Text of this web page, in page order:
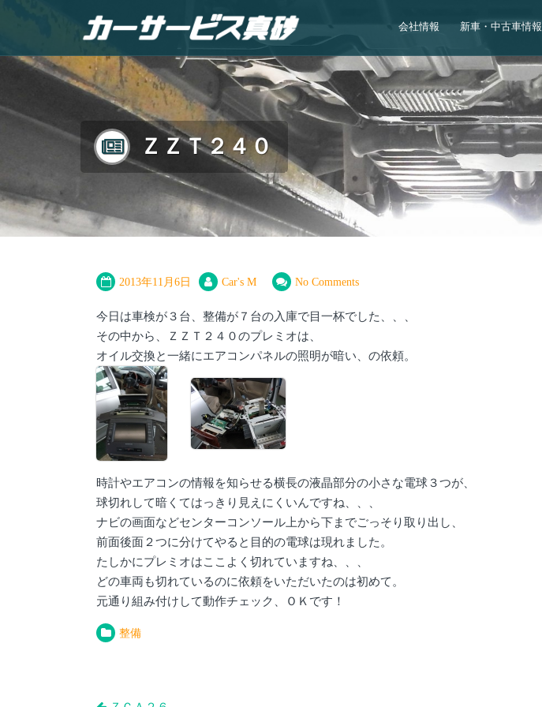
会社情報 新車・中古車情報
ＺＺＴ２４０
2013年11月6日 Car's M No Comments
今日は車検が３台、整備が７台の入庫で目一杯でした、、、
その中から、ＺＺＴ２４０のプレミオは、
オイル交換と一緒にエアコンパネルの照明が暗い、の依頼。
時計やエアコンの情報を知らせる横長の液晶部分の小さな電球３つが、
球切れして暗くてはっきり見えにくいんですね、、、
ナビの画面などセンターコンソール上から下までごっそり取り出し、
前面後面２つに分けてやると目的の電球は現れました。
たしかにプレミオはここよく切れていますね、、、
どの車両も切れているのに依頼をいただいたのは初めて。
元通り組み付けして動作チェック、ＯＫです！
整備